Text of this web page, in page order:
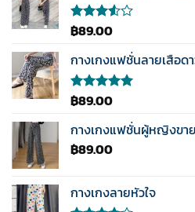
ให้
ตั้งแต่
1-5
฿89.00
กางเกงแฟชั่นลายเสือด
ให้คะแนน
คะแนน
฿89.00
กางเกงแฟชั่นผู้หญิงขา
฿89.00
กางเกงลายหัวใจ